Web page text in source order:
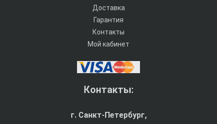
Доставка
Гарантия
Контакты
Мой кабинет
Контакты:
г. Санкт-Петербург,